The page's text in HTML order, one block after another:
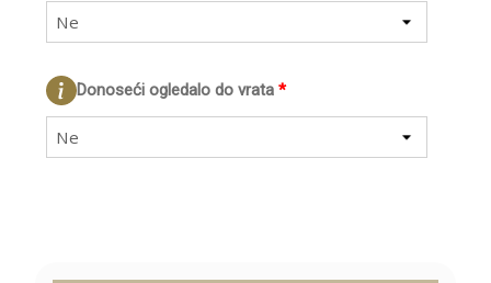
Ne
*
Donoseći ogledalo do vrata
Ne